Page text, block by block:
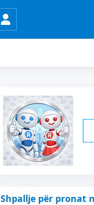
Shpallje për pronat